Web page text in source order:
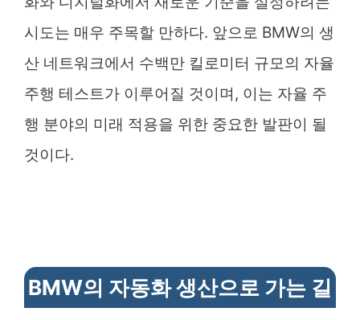
시도는 매우 주목할 만하다. 앞으로 BMW의 생
산 네트워크에서 수백만 킬로미터 규모의 자율
주행 테스트가 이루어질 것이며, 이는 자율 주
행 분야의 미래 적용을 위한 중요한 발판이 될
것이다.
BMW의 자동화 생산으로 가는 길